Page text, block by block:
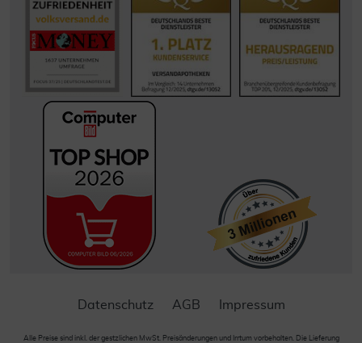
Datenschutz AGB Impressum
Alle Preise sind inkl. der gestzlichen MwSt. Preisänderungen und Irrtum vorbehalten. Die Lieferung